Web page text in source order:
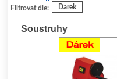
Filtrovat dle: Darek
Soustruhy